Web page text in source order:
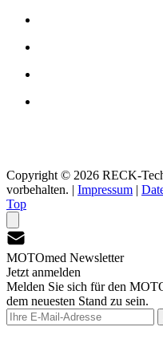
Copyright © 2026 RECK-
vorbehalten. | Impressum |
Top
MOTOmed Newsletter
Jetzt anmelden
Melden Sie sich für den
dem neuesten Stand zu sein.